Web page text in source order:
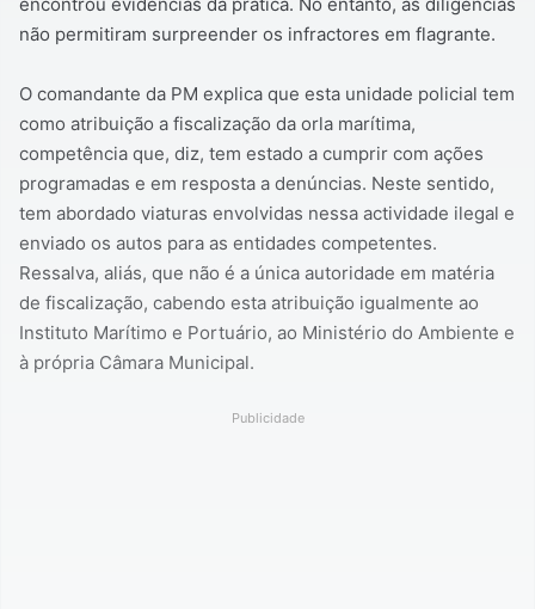
encontrou evidências da prática. No entanto, as diligências
não permitiram surpreender os infractores em flagrante.
O comandante da PM explica que esta unidade policial tem
como atribuição a fiscalização da orla marítima,
competência que, diz, tem estado a cumprir com ações
programadas e em resposta a denúncias. Neste sentido,
tem abordado viaturas envolvidas nessa actividade ilegal e
enviado os autos para as entidades competentes.
Ressalva, aliás, que não é a única autoridade em matéria
de fiscalização, cabendo esta atribuição igualmente ao
Instituto Marítimo e Portuário, ao Ministério do Ambiente e
à própria Câmara Municipal.
Publicidade